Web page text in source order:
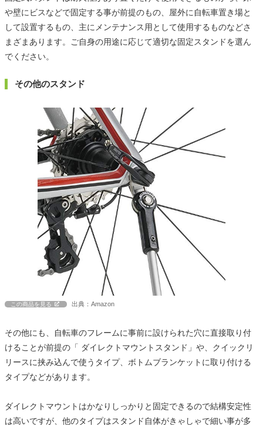
や壁にビスなどで固定する事が前提のもの、屋外に自転車置き場と
して設置するもの、主にメンテナンス用として使用するものなどさ
まざまあります。ご自身の用途に応じて適切な固定スタンドを選ん
でください。
その他のスタンド
この商品を見る 出典：Amazon
その他にも、自転車のフレームに事前に設けられた穴に直接取り付
けることが前提の「 ダイレクトマウントスタンド」や、クイックリ
リースに挟み込んで使うタイプ、ボトムブランケットに取り付ける
タイプなどがあります。
ダイレクトマウントはかなりしっかりと固定できるので結構安定性
は高いですが、他のタイプはスタンド自体がきゃしゃで細い事が多